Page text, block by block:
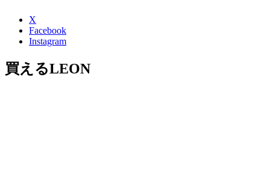
X
Facebook
Instagram
買えるLEON